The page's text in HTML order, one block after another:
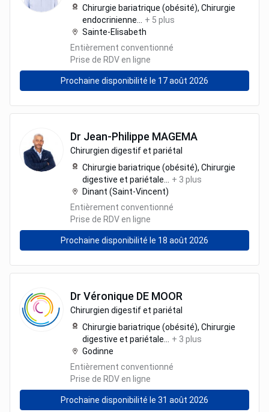
Chirurgie bariatrique (obésité), Chirurgie
endocrinienne
+ 5 plus
Sainte-Elisabeth
Entièrement conventionné
Prise de RDV en ligne
Prochaine disponibilité le 17 août 2026
Dr Jean-Philippe MAGEMA
Chirurgien digestif et pariétal
Chirurgie bariatrique (obésité), Chirurgie
digestive et pariétale
+ 3 plus
Dinant (Saint-Vincent)
Entièrement conventionné
Prise de RDV en ligne
Prochaine disponibilité le 18 août 2026
Dr Véronique DE MOOR
Chirurgien digestif et pariétal
Chirurgie bariatrique (obésité), Chirurgie
digestive et pariétale
+ 3 plus
Godinne
Entièrement conventionné
Prise de RDV en ligne
Prochaine disponibilité le 31 août 2026